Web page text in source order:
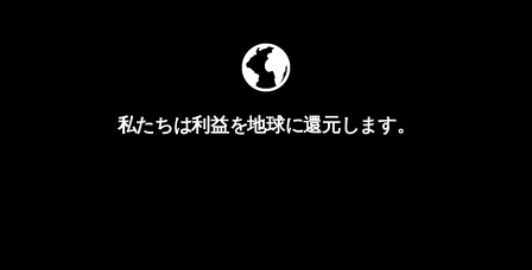
私たちは利益を地球に還元します。